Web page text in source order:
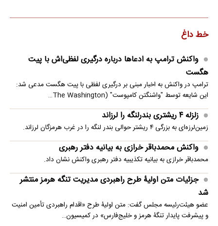
خط داغ
واکنش ترامپ به ادعاها درباره درگیری لفظی‌اش با پیت
هگست
ترامپ در واکنش به اخبار مبنی بر درگیری لفظی با پیت هگست مدعی شد:
این شایعه توسط "واشنگتن کامپوست" (The Washington…
زلزله ۴ ریشتری بندرلنگه را لرزاند
زمین‌لرزه‌ای به بزرگی ۴ ریشتر حوالی بندر لنگه را در غرب هرمزگان لرزاند.
واکنش محمدباقر خرازی به بیانیه دفتر رهبری
محمدباقر خرازی به بیانیه تکذیبیه دفتر رهبری واکنش نشان داد.
جزئیات متن اولیۀ طرح راهبردی مدیریت تنگه هرمز منتشر
شد
عضو هیئت‌رئیسه مجلس گفت: متن اولیۀ طرح «اقدام راهبردی تأمین امنیت
و پیشرفت پایدار تنگۀ هرمز و خلیج‌فارس» در کمیسیون…